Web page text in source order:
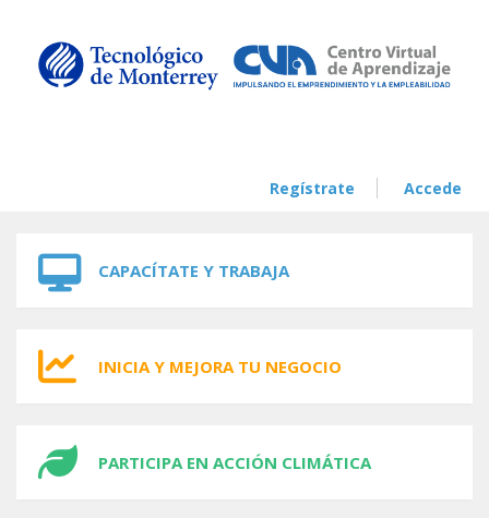
Regístrate Accede
CAPACÍTATE Y TRABAJA
INICIA Y MEJORA TU NEGOCIO
PARTICIPA EN ACCIÓN CLIMÁTICA